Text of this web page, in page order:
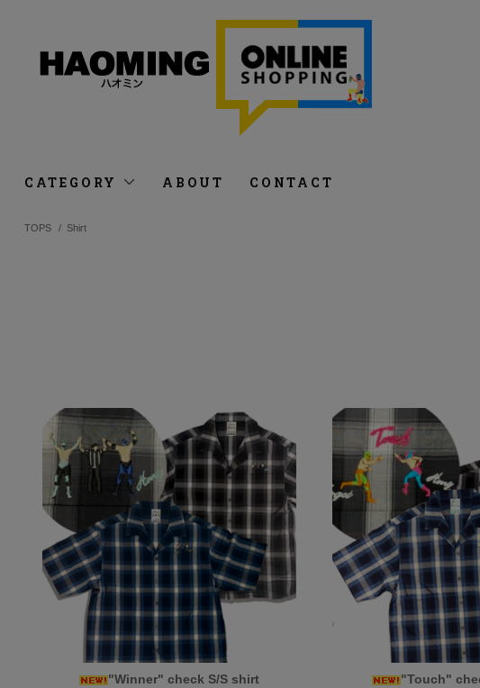
CATEGORY ABOUT CONTACT
TOPS / Shirt
"Winner" check S/S shirt
"Touch"